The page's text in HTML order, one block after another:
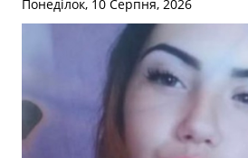
Понеділок, 10 Серпня, 2026